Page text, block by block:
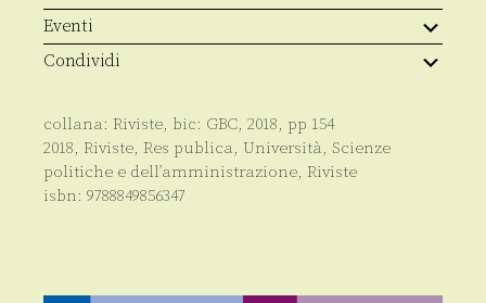
Eventi
Condividi
collana: Riviste, bic: GBC, 2018, pp 154
2018, Riviste, Res publica, Università, Scienze
politiche e dell’amministrazione, Riviste
isbn: 9788849856347